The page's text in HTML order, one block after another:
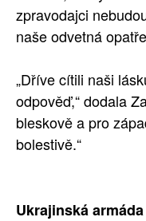
zpravodajci
naše odvetná
„Dříve cítili naši
odpověď,“ dodala
bleskově a pro
bolestivě.“
Ukrajinská